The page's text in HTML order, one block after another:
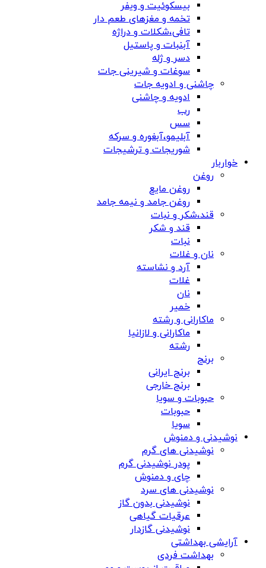
بیسکوئیت و ویفر
تخمه و مغزهای طعم دار
تافی،شکلات و دراژه
آبنبات و پاستیل
دسر و ژله
سوغات و شیرینی جات
چاشنی و ادویه جات
ادویه و چاشنی
رب
سس
آبلیمو،آبغوره و سرکه
شوریجات و ترشیجات
خواربار
روغن
روغن مایع
روغن جامد و نیمه جامد
قند،شکر و نبات
قند و شکر
نبات
نان و غلات
آرد و نشاسته
غلات
نان
خمیر
ماکارانی و رشته
ماکارانی و لازانیا
رشته
برنج
برنج ایرانی
برنج خارجی
حبوبات و سویا
حبوبات
سویا
نوشیدنی و دمنوش
نوشیدنی های گرم
پودر نوشیدنی گرم
چای و دمنوش
نوشیدنی های سرد
نوشیدنی بدون گاز
عرقیات گیاهی
نوشیدنی گازدار
آرایشی بهداشتی
بهداشت فردی